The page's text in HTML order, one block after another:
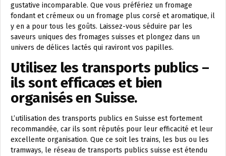
gustative incomparable. Que vous préfériez un fromage
fondant et crémeux ou un fromage plus corsé et aromatique, il
y en a pour tous les goûts. Laissez-vous séduire par les
saveurs uniques des fromages suisses et plongez dans un
univers de délices lactés qui raviront vos papilles.
Utilisez les transports publics –
ils sont efficaces et bien
organisés en Suisse.
L’utilisation des transports publics en Suisse est fortement
recommandée, car ils sont réputés pour leur efficacité et leur
excellente organisation. Que ce soit les trains, les bus ou les
tramways, le réseau de transports publics suisse est étendu